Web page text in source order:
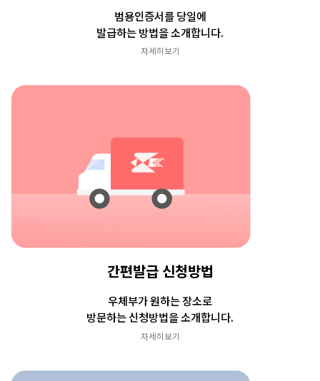
범용인증서를 당일에
발급하는 방법을소개합니다.
자세히보기
간편발급 신청방법
우체부가 원하는 장소로
방문하는 신청방법을 소개합니다.
자세히보기